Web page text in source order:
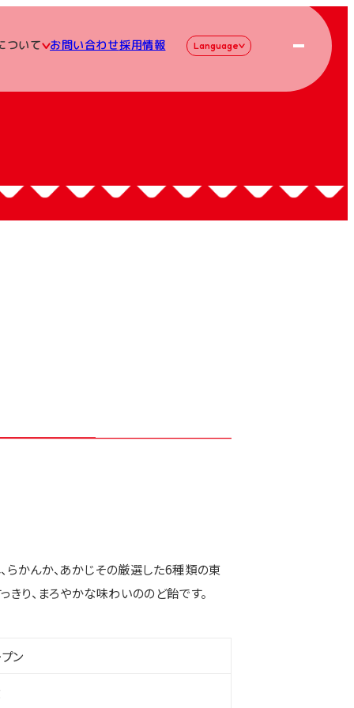
ついて お問い合わせ採用情報 Language
、らかんか、あかじその厳選した6種類の東
きり、まろやかな味わいののど飴です。
ン